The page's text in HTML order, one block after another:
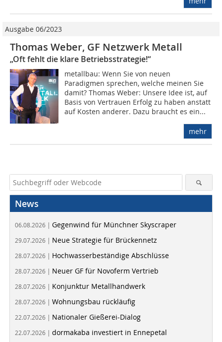
Ausgabe 06/2023
Thomas Weber, GF Netzwerk Metall
„Oft fehlt die klare Betriebsstrategie!“
metallbau: Wenn Sie von neuen
Paradigmen sprechen, welche meinen Sie
damit? Thomas Weber: Unsere Idee ist, auf
Basis von Vertrauen Erfolg zu haben anstatt
auf Kosten anderer. Dazu braucht es ein...
mehr
News
06.08.2026 | Gegenwind für Münchner Skyscraper
29.07.2026 | Neue Strategie für Brückennetz
28.07.2026 | Hochwasserbeständige Abschlüsse
28.07.2026 | Neuer GF für Novoferm Vertrieb
28.07.2026 | Konjunktur Metallhandwerk
28.07.2026 | Wohnungsbau rückläufig
22.07.2026 | Nationaler Gießerei-Dialog
22.07.2026 | dormakaba investiert in Ennepetal